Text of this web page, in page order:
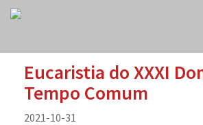
Eucaristia do XXXI
Tempo Comum
2021-10-31